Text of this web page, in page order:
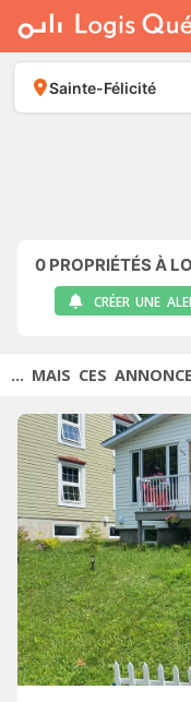
À LOUER
À VENDRE
PLACER UNE
Sainte-Félicité
0 PROPRIÉTÉS À
CRÉER UNE
... MAIS CES